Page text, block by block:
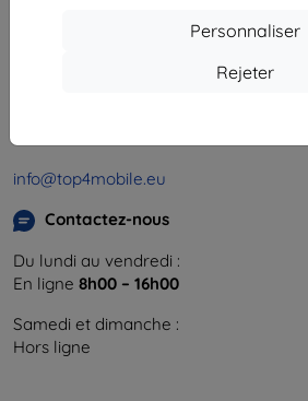
Personnaliser
Rejeter
Numéro d’identification d’entreprise :
info@top4mobile.eu
Contactez-nous
Du lundi au vendredi :
En ligne 8h00 – 16h00
Samedi et dimanche :
Hors ligne